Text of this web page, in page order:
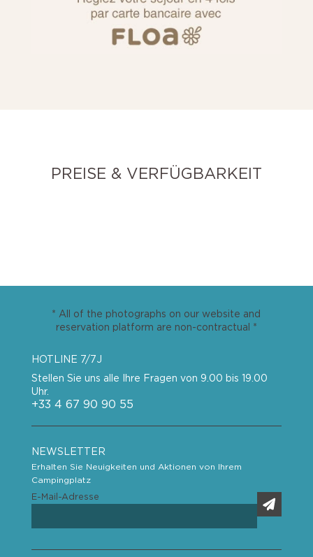
PREISE & VERFÜGBARKEIT
* All of the photographs on our website and
reservation platform are non-contractual *
HOTLINE 7/7J
Stellen Sie uns alle Ihre Fragen von 9.00 bis 19.00
Uhr.
+33 4 67 90 90 55
NEWSLETTER
Erhalten Sie Neuigkeiten und Aktionen von Ihrem
Campingplatz
E-Mail-Adresse